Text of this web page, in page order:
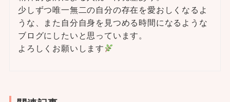
少しずつ唯一無二の自分の存在を愛おしくなるよ
うな、また自分自身を見つめる時間になるような
ブログにしたいと思っています。
よろしくお願いします